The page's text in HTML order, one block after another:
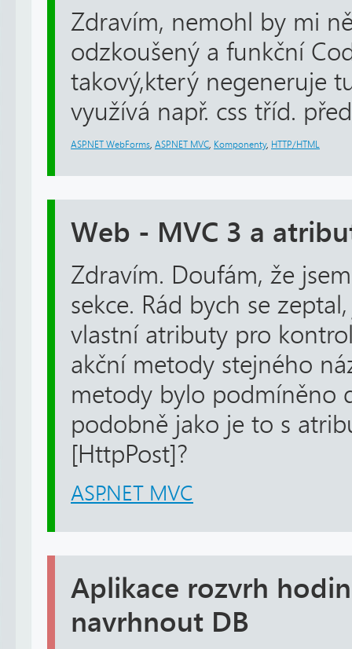
Zdravím, nemohl by mi
odzkoušený a funkční
takový,který negeneruje
využívá např. css tříd.
ASP.NET WebForms ASP.NET MVC Komponenty, HTTP/HTML
Web - MVC 3 a
Zdravím. Doufám, že
sekce. Rád bych se
vlastní atributy pro
akční metody stejného
metody bylo podmíněno
podobně jako je to s
[HttpPost]?
ASP.NET MVC
Aplikace rozvrh
navrhnout DB